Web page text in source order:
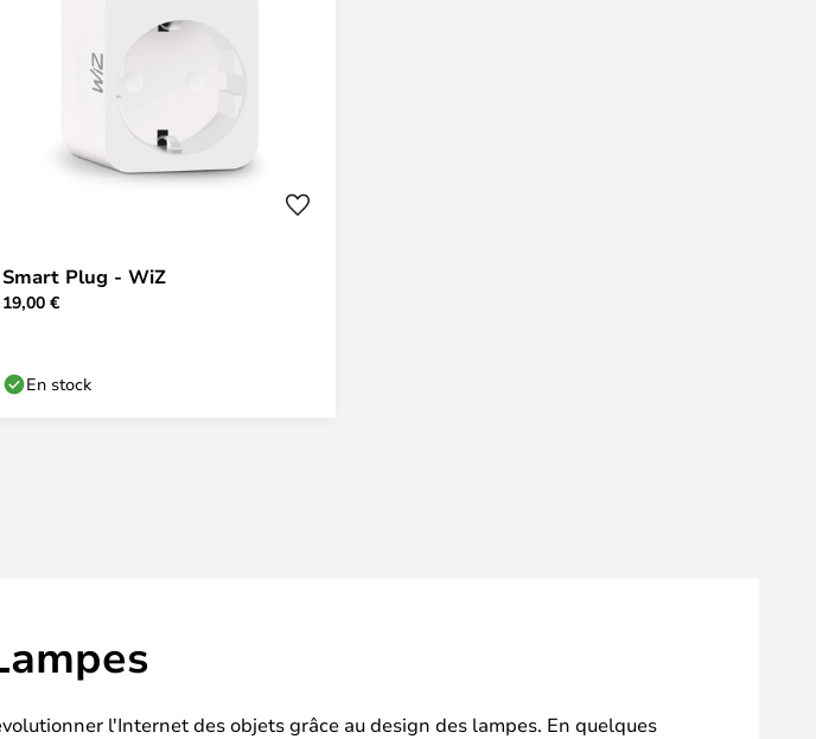
Smart Plug - WiZ
19,00 €
En stock
l'Internet des objets grâce au design des lampes. En quelques